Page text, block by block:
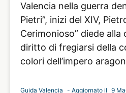
Valencia nella guerra
Pietri”, inizi del XIV,
Cerimonioso” diede alla
diritto di fregiarsi della
colori dell’impero
Guida Valencia 9